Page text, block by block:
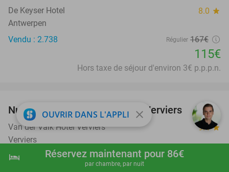
shopping_cart Réserver maintenant
hotel Réservez maintenant pour 86€
par chambre, par nuit
De Keyser Hotel 8.0 star
Antwerpen
Vendu : 2.738
Régulier 167€
115€
Hors taxe de séjour d'environ 3€ p.p.p.n.
Nuit pour 2 + petit-déjeuner à Verviers
Van der Valk Hotel Verviers 9.4star
Verviers
Vendu : 416
OUVRIR DANS L'APPLI close